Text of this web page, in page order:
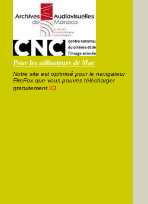
Pour les utilisateurs de Mac
Notre site est optimisé pour le navigateur
FireFox que vous pouvez télécharger
gratuitement ici